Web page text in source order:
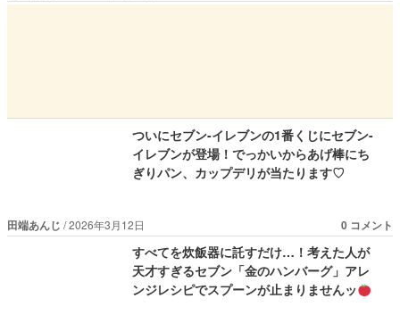
ついにセブン-イレブンの1番くじにセブン-
イレブンが登場！でっかいからあげ棒にち
ぎりパン、カップデリが当たります♡
田端あんじ 2026年3月12日 0 コメント
すべてを炊飯器に託すだけ…！考えた人が
天才すぎるセブン「金のハンバーグ」アレ
ンジレシピでスプーンが止まりませんッ